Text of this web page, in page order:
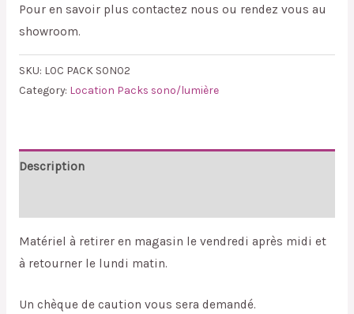
Pour en savoir plus contactez nous ou rendez vous au
showroom.
SKU: LOC PACK SONO2
Category: Location Packs sono/lumière
Description
Matériel à retirer en magasin le vendredi après midi et
à retourner le lundi matin.
Un chèque de caution vous sera demandé.